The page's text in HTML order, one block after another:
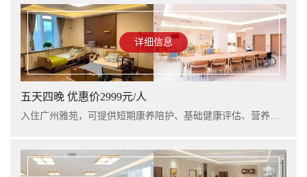
详细信息
五天四晚 优惠价2999元/人